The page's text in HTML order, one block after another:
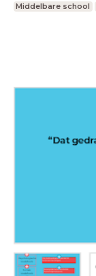
Middelbare school